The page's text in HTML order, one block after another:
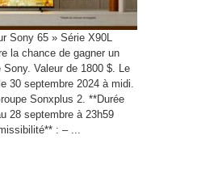
Sony 65 » Série X90L
la chance de gagner un
Valeur de 1800 $. Le
30 septembre 2024 à midi.
Sonxplus 2. **Durée
28 septembre à 23h59
: – ...